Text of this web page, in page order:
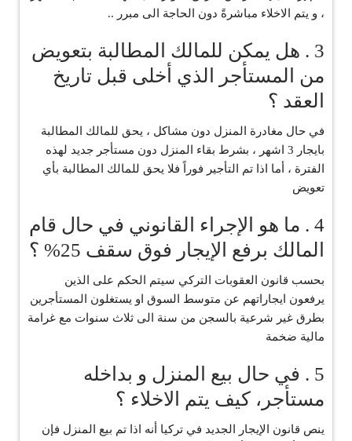
، و يتم الاخلاء مباشرةً دون الحاجة الى مبرر ..
3 . هل يمكن للمالك المطالبة بتعويض
من المستأجر الذي أخلى قبل تاريخ
العقد ؟
‏في حال مغادرة المنزل دون مشاكل ، يحق للمالك المطالبة
بايجار 3 اشهر ، بشرط بقاء المنزل دون مستأجر جديد لهذه
الفترة ، أما اذا تم التأجير فوراً فلا يحق للمالك المطالبة بأي
تعويض
4 . ما هو الإجراء القانوني في حال قام
المالك برفع الإيجار فوق سقف 25% ؟
‏بحسب قانون العقوبات التركي سيتم الحكم على الذين
يرفعون ايجاراتهم عن متوسط السوق او يستغلون المستأجرين
بطرق غير شرعية بالسجن من سنة الى ثلاث سنوات مع غرامة
مالية ضخمة
5 . في حال بيع المنزل و بداخله
مستأجر، كيف يتم الاخلاء ؟
‏ينص قانون الإيجار الجديد في تركيا أنه اذا تم بيع المنزل فإن